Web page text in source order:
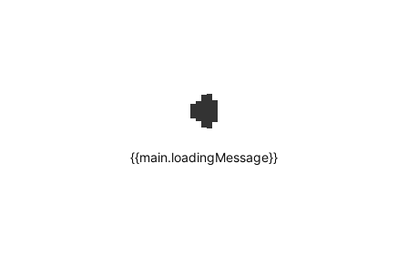
{{main.loadingMessage}}